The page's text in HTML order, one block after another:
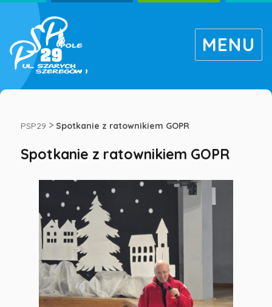
Spotkanie
ratownikiem
GOPR
Publiczna
Szkoła
MENU
PSP29 > Spotkanie z ratownikiem GOPR
Spotkanie z ratownikiem GOPR